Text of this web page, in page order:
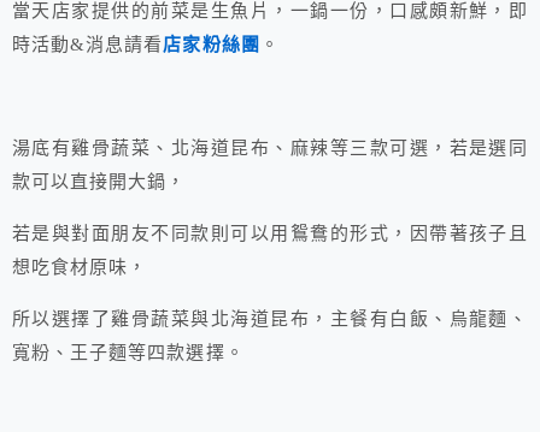
當天店家提供的前菜是生魚片，一鍋一份，口感頗新鮮，即
時活動&消息請看店家粉絲團 。
湯底有雞骨蔬菜、北海道昆布、麻辣等三款可選，若是選同
款可以直接開大鍋，
若是與對面朋友不同款則可以用鴛鴦的形式，因帶著孩子且
想吃食材原味，
所以選擇了雞骨蔬菜與北海道昆布，主餐有白飯、烏龍麵、
寬粉、王子麵等四款選擇。